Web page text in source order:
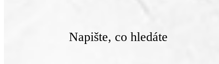
Napište, co hledáte